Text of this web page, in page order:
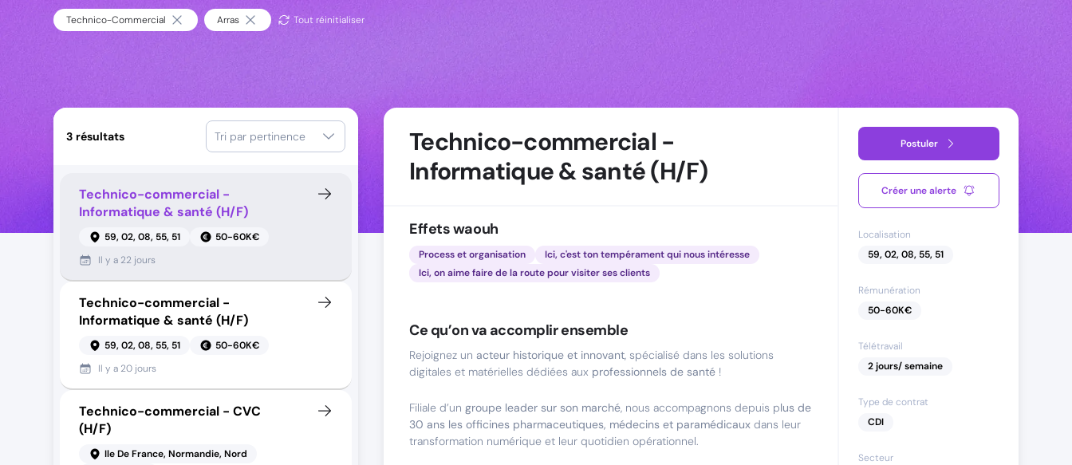
Technico-Commercial Arras Tout réinitialiser
3 résultats Tri par pertinence
Technico-commercial -
Informatique & santé (H/F)
59, 02, 08, 55, 51
50-60K€
Il y a 22 jours
Technico-commercial -
Informatique & santé (H/F)
59, 02, 08, 55, 51
50-60K€
Il y a 20 jours
Technico-commercial - CVC
(H/F)
Ile De France, Normandie, Nord
Technico-commercial -
Informatique & santé (H/F)
Effets waouh
Process et organisation
Ici, c'est ton tempérament qui nous intéresse
Ici, on aime faire de la route pour visiter ses clients
Ce qu’on va accomplir ensemble
Rejoignez un acteur historique et innovant, spécialisé dans les solutions
digitales et matérielles dédiées aux professionnels de santé !
Filiale d’un groupe leader sur son marché, nous accompagnons depuis plus de
30 ans les officines pharmaceutiques, médecins et paramédicaux dans leur
transformation numérique et leur quotidien opérationnel.
Postuler
Créer une alerte
Localisation
59, 02, 08, 55, 51
Rémunération
50-60K€
Télétravail
2 jours/ semaine
Type de contrat
CDI
Secteur